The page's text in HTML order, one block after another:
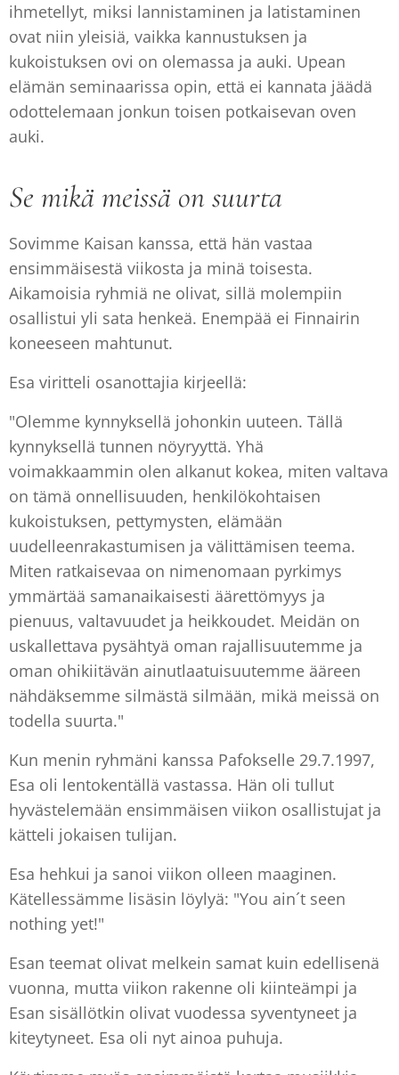
ihmetellyt, miksi lannistaminen ja latistaminen
ovat niin yleisiä, vaikka kannustuksen ja
kukoistuksen ovi on olemassa ja auki. Upean
elämän seminaarissa opin, että ei kannata jäädä
odottelemaan jonkun toisen potkaisevan oven
auki.
Se mikä meissä on suurta
Sovimme Kaisan kanssa, että hän vastaa
ensimmäisestä viikosta ja minä toisesta.
Aikamoisia ryhmiä ne olivat, sillä molempiin
osallistui yli sata henkeä. Enempää ei Finnairin
koneeseen mahtunut.
Esa viritteli osanottajia kirjeellä:
"Olemme kynnyksellä johonkin uuteen. Tällä
kynnyksellä tunnen nöyryyttä. Yhä
voimakkaammin olen alkanut kokea, miten valtava
on tämä onnellisuuden, henkilökohtaisen
kukoistuksen, pettymysten, elämään
uudelleenrakastumisen ja välittämisen teema.
Miten ratkaisevaa on nimenomaan pyrkimys
ymmärtää samanaikaisesti äärettömyys ja
pienuus, valtavuudet ja heikkoudet. Meidän on
uskallettava pysähtyä oman rajallisuutemme ja
oman ohikiitävän ainutlaatuisuutemme ääreen
nähdäksemme silmästä silmään, mikä meissä on
todella suurta."
Kun menin ryhmäni kanssa Pafokselle 29.7.1997,
Esa oli lentokentällä vastassa. Hän oli tullut
hyvästelemään ensimmäisen viikon osallistujat ja
kätteli jokaisen tulijan.
Esa hehkui ja sanoi viikon olleen maaginen.
Kätellessämme lisäsin löylyä: "You ain´t seen
nothing yet!"
Esan teemat olivat melkein samat kuin edellisenä
vuonna, mutta viikon rakenne oli kiinteämpi ja
Esan sisällötkin olivat vuodessa syventyneet ja
kiteytyneet. Esa oli nyt ainoa puhuja.